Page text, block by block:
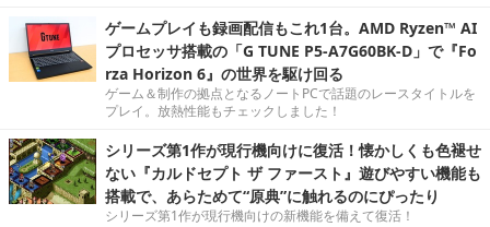
ゲームプレイも録画配信もこれ1台。AMD Ryzen™ AI
プロセッサ搭載の「G TUNE P5-A7G60BK-D」で『Fo
rza Horizon 6』の世界を駆け回る
ゲーム＆制作の拠点となるノートPCで話題のレースタイトルを
プレイ。放熱性能もチェックしました！
シリーズ第1作が現行機向けに復活！懐かしくも色褪せ
ない『カルドセプト ザ ファースト』遊びやすい機能も
搭載で、あらためて“原典”に触れるのにぴったり
シリーズ第1作が現行機向けの新機能を備えて復活！